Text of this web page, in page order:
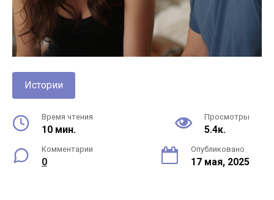
Истории
Время чтения
10 мин.
Просмотры
5.4к.
Комментарии
0
Опубликовано
17 мая, 2025